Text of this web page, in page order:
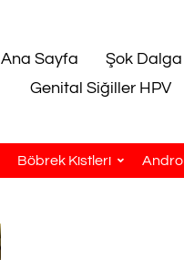
Ana Sayfa Şok Dalga
Genital Siğiller HPV
Böbrek Kistleri